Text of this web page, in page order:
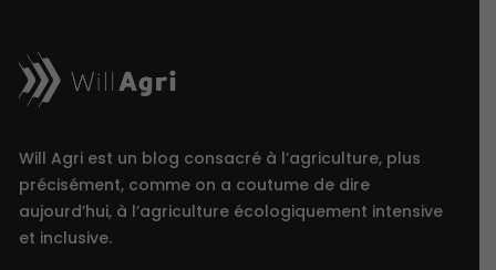
Will Agri est un blog consacré à l’agriculture, plus
précisément, comme on a coutume de dire
aujourd’hui, à l’agriculture écologiquement intensive
et inclusive.